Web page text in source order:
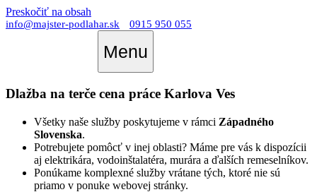
Preskočiť na obsah
info@majster-podlahar.sk 0915 950 055
Menu
Dlažba na terče cena práce Karlova Ves
Všetky naše služby poskytujeme v rámci Západného
Slovenska.
Potrebujete pomôcť v inej oblasti? Máme pre vás k dispozícii
aj elektrikára, vodoinštalatéra, murára a ďalších remeselníkov.
Ponúkame komplexné služby vrátane tých, ktoré nie sú
priamo v ponuke webovej stránky.